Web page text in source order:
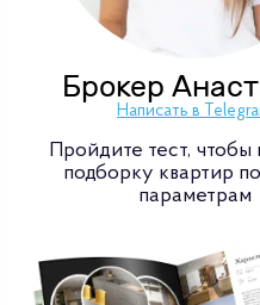
Брокер
Написать в
Пройдите тест, чтобы
подборку квартир
параметрам